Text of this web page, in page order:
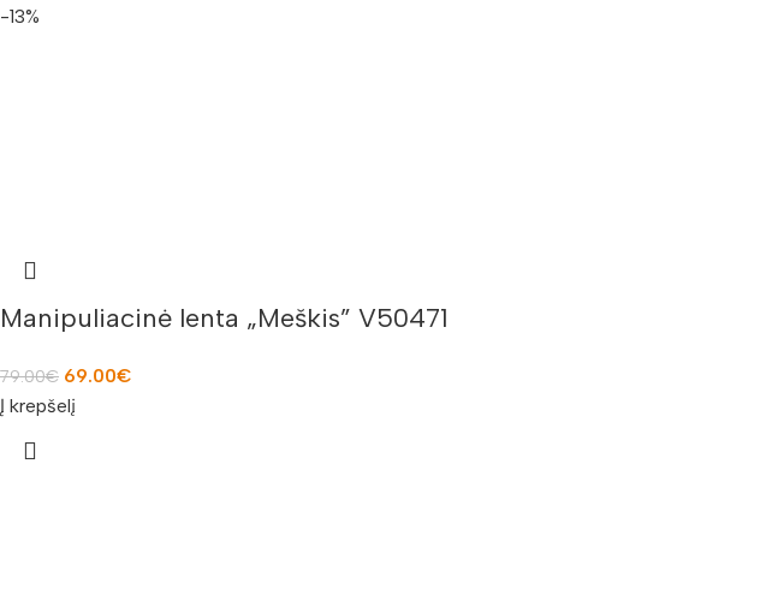
-13%
Manipuliacinė lenta „Meškis” V50471
79.00€ 69.00€
Į krepšelį